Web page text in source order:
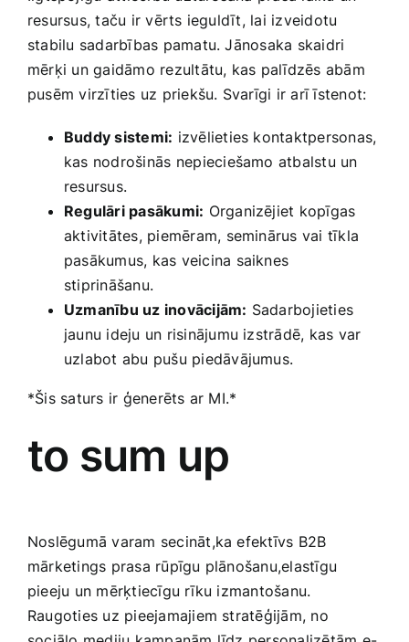
resursus, taču ir vērts ieguldīt, lai izveidotu
stabilu sadarbības pamatu. Jānosaka skaidri
mērķi un gaidāmo rezultātu, kas palīdzēs abām
pusēm virzīties uz priekšu. Svarīgi ir arī īstenot:
Buddy sistemi: izvēlieties kontaktpersonas,
kas nodrošinās⁤ nepieciešamo atbalstu un
resursus.
Regulāri pasākumi: Organizējiet kopīgas
aktivitātes, piemēram, seminārus‌ vai tīkla
pasākumus, kas veicina saiknes
stiprināšanu.
Uzmanību uz inovācijām: Sadarbojieties
jaunu ideju un risinājumu izstrādē, kas var
uzlabot abu ‍pušu ​piedāvājumus.
*Šis saturs ir‌ ģenerēts ar MI.*
to sum up
Noslēgumā varam secināt,ka efektīvs B2B
mārketings prasa rūpīgu plānošanu,elastīgu
pieeju un mērķtiecīgu rīku izmantošanu.
Raugoties uz pieejamajiem ‍stratēģijām, no